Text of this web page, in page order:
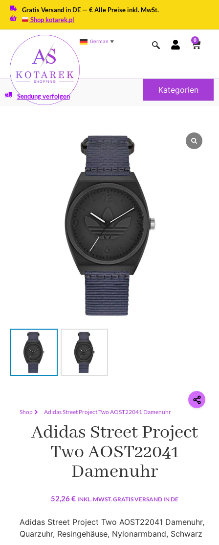
Gratis Versand in DE — € Alle Preise inkl. MwSt.
Shop kotarek.pl
German ▼ 0
Kategorien
Sendung verfolgen
Shop Adidas Street Project Two AOST22041 Damenuhr
Adidas Street Project
Two AOST22041
Damenuhr
52,26€ INKL. MWST. GRATIS VERSAND IN DE
Adidas Street Project Two AOST22041 Damenuhr,
Quarzuhr, Resingehäuse, Nylonarmband, Schwarz